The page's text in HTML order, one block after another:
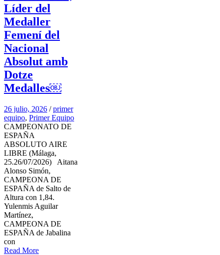
Líder del
Medaller
Femení del
Nacional
Absolut amb
Dotze
Medalles￼
26 julio, 2026 / primer
equipo, Primer Equipo
CAMPEONATO DE
ESPAÑA
ABSOLUTO AIRE
LIBRE (Málaga,
25.26/07/2026) Aitana
Alonso Simón,
CAMPEONA DE
ESPAÑA de Salto de
Altura con 1,84.
Yulenmis Aguilar
Martínez,
CAMPEONA DE
ESPAÑA de Jabalina
con
Read More